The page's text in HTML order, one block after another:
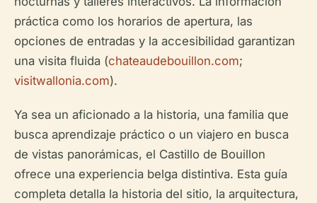
práctica como los horarios de apertura, las
opciones de entradas y la accesibilidad garantizan
una visita fluida (chateaudebouillon.com;
visitwallonia.com).
Ya sea un aficionado a la historia, una familia que
busca aprendizaje práctico o un viajero en busca
de vistas panorámicas, el Castillo de Bouillon
ofrece una experiencia belga distintiva. Esta guía
completa detalla la historia del sitio, la arquitectura,